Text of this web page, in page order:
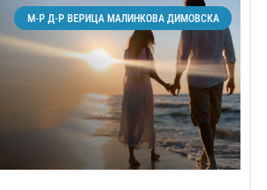
М-Р Д-Р ВЕРИЦА МАЛИНКОВА ДИМОВСКА